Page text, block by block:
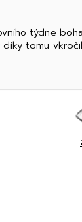
týdne
tomu